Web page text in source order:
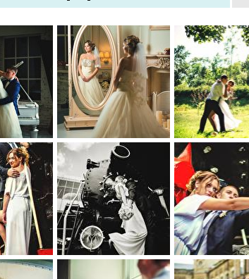
0
0 0 0